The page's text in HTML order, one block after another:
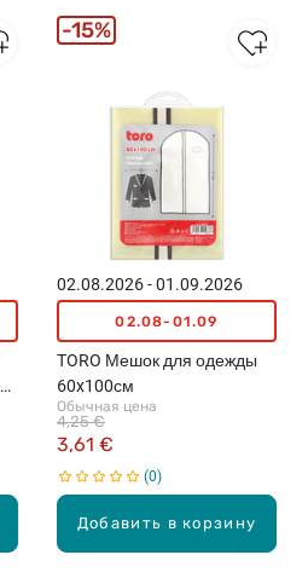
Добавить в корзину
02.08.2026 - 01.09.2026
02.08-01.09
TORO Мешок для одежды
60x100см
Обычная цена
3,61 €
4,25 €
0
15%